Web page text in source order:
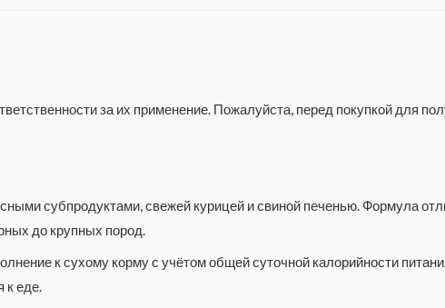
за их применение. Пожалуйста, перед покупкой для
субпродуктами, свежей курицей и свиной печенью. Формула
до крупных пород.
к сухому корму с учётом общей суточной калорийности
к еде.